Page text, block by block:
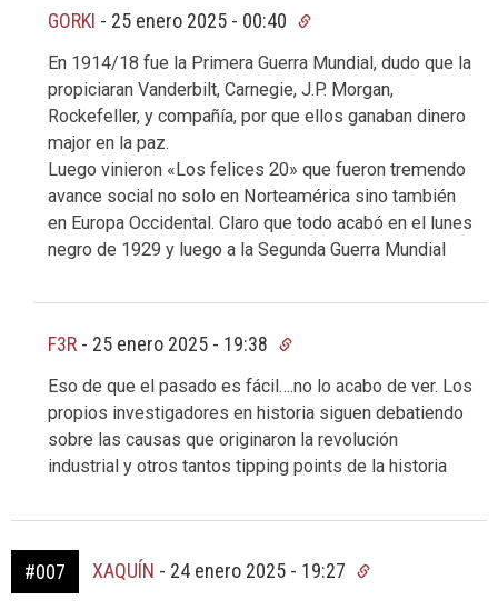
GORKI - 25 enero 2025 - 00:40
En 1914/18 fue la Primera Guerra Mundial, dudo que la
propiciaran Vanderbilt, Carnegie, J.P. Morgan,
Rockefeller, y compañía, por que ellos ganaban dinero
major en la paz.
Luego vinieron «Los felices 20» que fueron tremendo
avance social no solo en Norteamérica sino también
en Europa Occidental. Claro que todo acabó en el lunes
negro de 1929 y luego a la Segunda Guerra Mundial
F3R - 25 enero 2025 - 19:38
Eso de que el pasado es fácil….no lo acabo de ver. Los
propios investigadores en historia siguen debatiendo
sobre las causas que originaron la revolución
industrial y otros tantos tipping points de la historia
#007 XAQUÍN - 24 enero 2025 - 19:27